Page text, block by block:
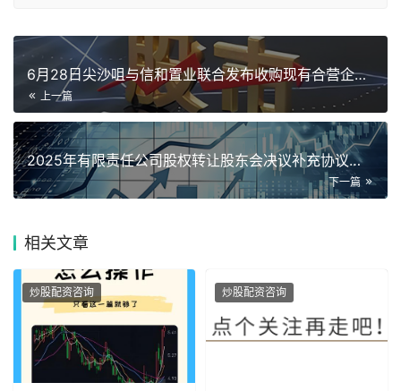
6月28日尖沙咀与信和置业联合发布收购现有合营企业权益公告
上一篇
2025年有限责任公司股权转让股东会决议补充协议要点
下一篇
相关文章
炒股配资咨询 炒股配资咨询